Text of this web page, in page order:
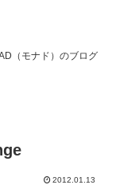
（モナド）のブログ
2012.01.13